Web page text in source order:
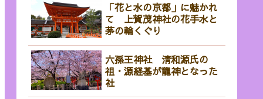
「花と水の京都」に魅かれ
て 上賀茂神社の花手水と
茅の輪くぐり
六孫王神社 清和源氏の
祖・源経基が龍神となった
社